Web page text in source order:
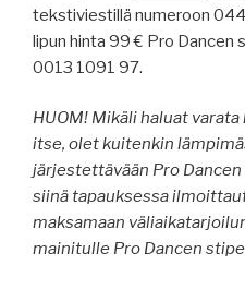
tekstiviestillä numeroon
lipun hinta 99 € Pro
0013 1091 97.
HUOM! Mikäli haluat
itse, olet kuitenkin
järjestettävään Pro
siinä tapauksessa
maksamaan
mainitulle Pro Dancen